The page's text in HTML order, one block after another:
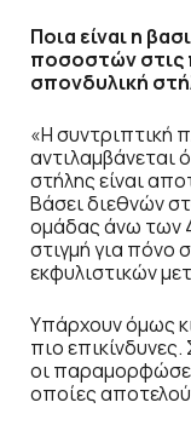
Ποια είναι η
ποσοστών στις
σπονδυλική
«Η συντριπτική
αντιλαμβάνεται
στήλης είναι
Βάσει διεθνών
ομάδας άνω των
στιγμή για πόνο
εκφυλιστικών
Υπάρχουν όμως
πιο
οι
οποίες